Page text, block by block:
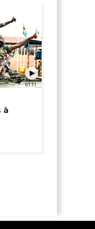
01:11
à